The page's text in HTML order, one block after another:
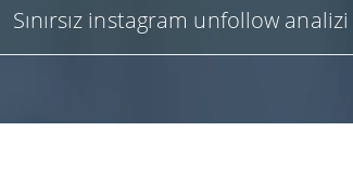
Sınırsız instagram unfollow analizi